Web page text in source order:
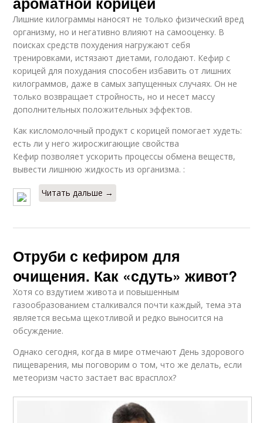
Лишние килограммы наносят не только физический вред
организму, но и негативно влияют на самооценку. В
поисках средств похудения нагружают себя
тренировками, истязают диетами, голодают. Кефир с
корицей для похудания способен избавить от лишних
килограммов, даже в самых запущенных случаях. Он не
только возвращает стройность, но и несет массу
дополнительных положительных эффектов.
Как кисломолочный продукт с корицей помогает худеть:
есть ли у него жиросжигающие свойства
Кефир позволяет ускорить процессы обмена веществ,
вывести лишнюю жидкость из организма. :
Читать дальше →
Отруби с кефиром для
очищения. Как «сдуть» живот?
Хотя со вздутием живота и повышенным
газообразованием сталкивался почти каждый, тема эта
является весьма щекотливой и редко выносится на
обсуждение.
Однако сегодня, когда в мире отмечают День здорового
пищеварения, мы поговорим о том, что же делать, если
метеоризм часто застает вас врасплох?